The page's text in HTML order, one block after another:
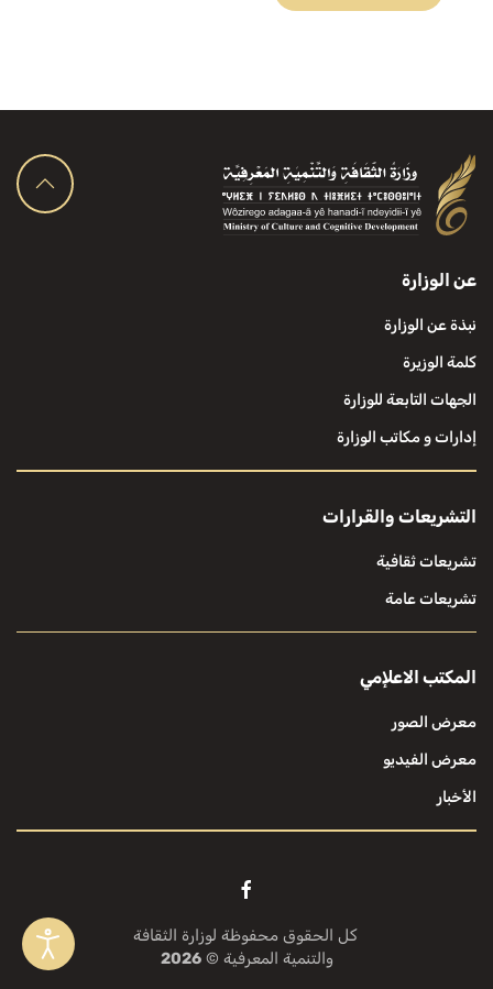
عن الوزارة
نبذة عن الوزارة
كلمة الوزيرة
الجهات التابعة للوزارة
إدارات و مكاتب الوزارة
التشريعات والقرارات
تشريعات ثقافية
تشريعات عامة
المكتب الاعلإمي
معرض الصور
معرض الفيديو
الأخبار
كل الحقوق محفوظة لوزارة الثقافة
والتنمية المعرفية ©2026